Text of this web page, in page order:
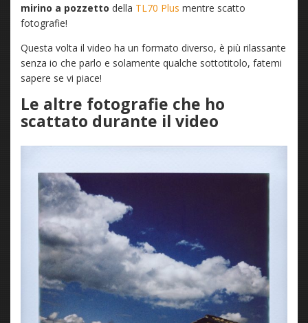
mirino a pozzetto della TL70 Plus mentre scatto
fotografie!
Questa volta il video ha un formato diverso, è più rilassante
senza io che parlo e solamente qualche sottotitolo, fatemi
sapere se vi piace!
Le altre fotografie che ho
scattato durante il video